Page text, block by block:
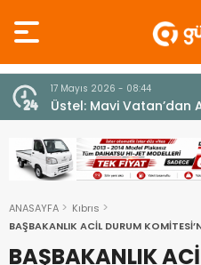
10 Temmuz 2026 - 18:49
Cumhurbaşkanı
fenalaşarak hastaneye
ANASAYFA
Kıbrıs
BAŞBAKANLIK ACİL DURUM
BAŞBAKANLIK